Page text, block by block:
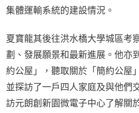
集體運輸系統的建設情況。
夏寶龍其後往洪水橋大學城區考
劃、發展願景和最新進展。他亦
約公屋」，聽取關於「簡約公屋
並探訪了一戶四人家庭及與他們
訪元朗創新園微電子中心了解關